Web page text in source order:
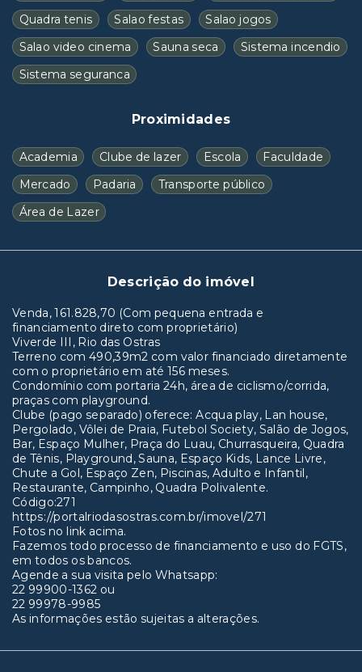
Quadra tenis
Salao festas
Salao jogos
Salao video cinema
Sauna seca
Sistema incendio
Sistema seguranca
Proximidades
Academia Clube de lazer Escola
Faculdade
Mercado
Padaria
Transporte público
Área de Lazer
Descrição do imóvel
Venda, 161.828,70 (Com pequena entrada e
financiamento direto com proprietário)
Viverde III, Rio das Ostras
Terreno com 490,39m2 com valor financiado diretamente
com o proprietário em até 156 meses.
Condomínio com portaria 24h, área de ciclismo/corrida,
praças com playground.
Clube (pago separado) oferece: Acqua play, Lan house,
Pergolado, Vôlei de Praia, Futebol Society, Salão de Jogos,
Bar, Espaço Mulher, Praça do Luau, Churrasqueira, Quadra
de Tênis, Playground, Sauna, Espaço Kids, Lance Livre,
Chute a Gol, Espaço Zen, Piscinas, Adulto e Infantil,
Restaurante, Campinho, Quadra Polivalente.
Código:271
https://portalriodasostras.com.br/imovel/271
Fotos no link acima.
Fazemos todo processo de financiamento e uso do FGTS,
em todos os bancos.
Agende a sua visita pelo Whatsapp:
22 99900-1362 ou
22 99978-9985
As informações estão sujeitas a alterações.